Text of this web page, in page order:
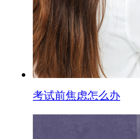
考试前焦虑怎么办